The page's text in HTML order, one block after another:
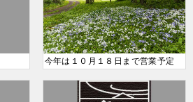
今年は１０月１８日まで営業予定